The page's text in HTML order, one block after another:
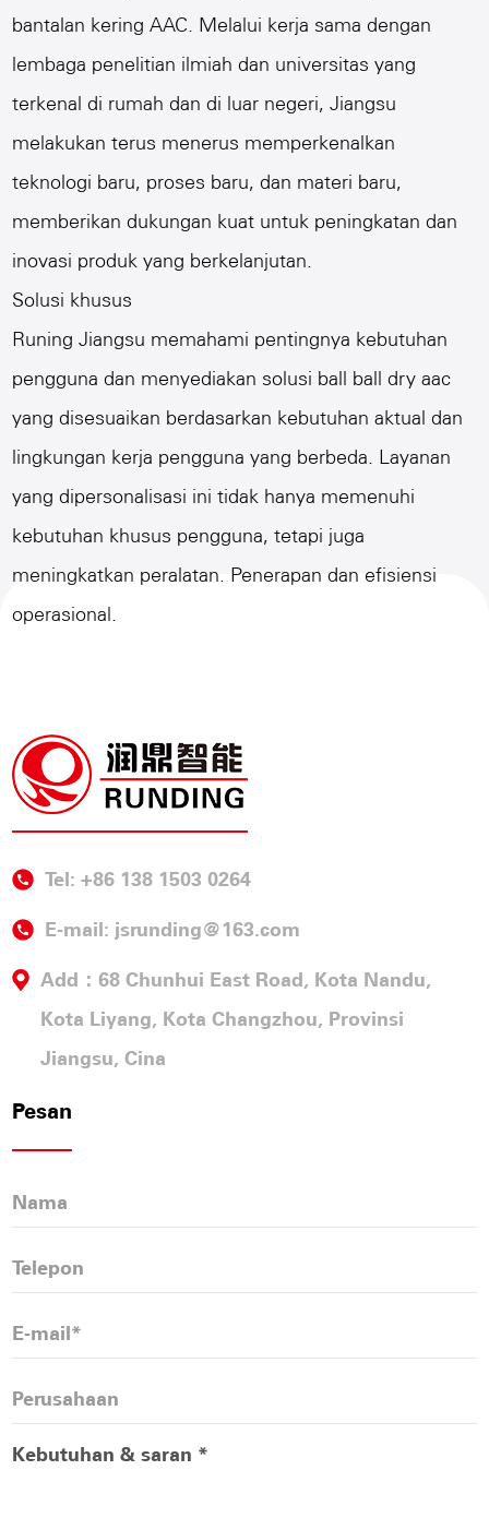
bantalan kering AAC. Melalui kerja sama dengan
lembaga penelitian ilmiah dan universitas yang
terkenal di rumah dan di luar negeri, Jiangsu
melakukan terus menerus memperkenalkan
teknologi baru, proses baru, dan materi baru,
memberikan dukungan kuat untuk peningkatan dan
inovasi produk yang berkelanjutan.
Solusi khusus
Runing Jiangsu memahami pentingnya kebutuhan
pengguna dan menyediakan solusi ball ball dry aac
yang disesuaikan berdasarkan kebutuhan aktual dan
lingkungan kerja pengguna yang berbeda. Layanan
yang dipersonalisasi ini tidak hanya memenuhi
kebutuhan khusus pengguna, tetapi juga
meningkatkan peralatan. Penerapan dan efisiensi
operasional.
Tel: +86 138 1503 0264
E-mail: jsrunding@163.com
Add：68 Chunhui East Road, Kota Nandu,
Kota Liyang, Kota Changzhou, Provinsi
Jiangsu, Cina
Pesan